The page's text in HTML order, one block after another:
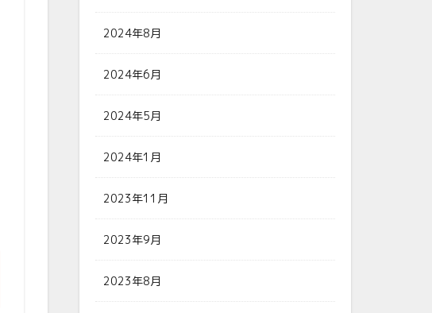
2024年8月
2024年6月
2024年5月
2024年1月
2023年11月
2023年9月
2023年8月